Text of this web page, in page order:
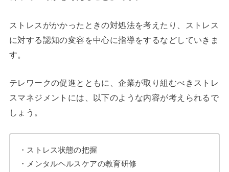
ストレスがかかったときの対処法を考えたり、ストレス
に対する認知の変容を中心に指導をするなどしていきま
す。
テレワークの促進とともに、企業が取り組むべきストレ
スマネジメントには、以下のような内容が考えられるで
しょう。
・ストレス状態の把握
・メンタルヘルスケアの教育研修